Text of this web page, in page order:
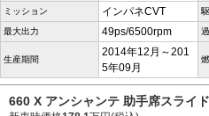
ミッション インパネCVT
最大出力 49ps/6500rpm
生産期間
2014年12月～201
5年09月
660 X アンシャンテ 助手席スライ